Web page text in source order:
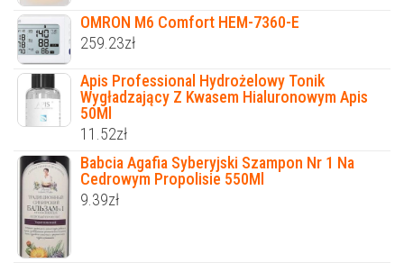
OMRON M6 Comfort HEM-7360-E
259.23zł
Apis Professional Hydrożelowy Tonik
Wygładzający Z Kwasem Hialuronowym Apis
50Ml
11.52zł
Babcia Agafia Syberyjski Szampon Nr 1 Na
Cedrowym Propolisie 550Ml
9.39zł